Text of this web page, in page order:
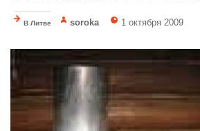
В Литве soroka 1 октября 2009